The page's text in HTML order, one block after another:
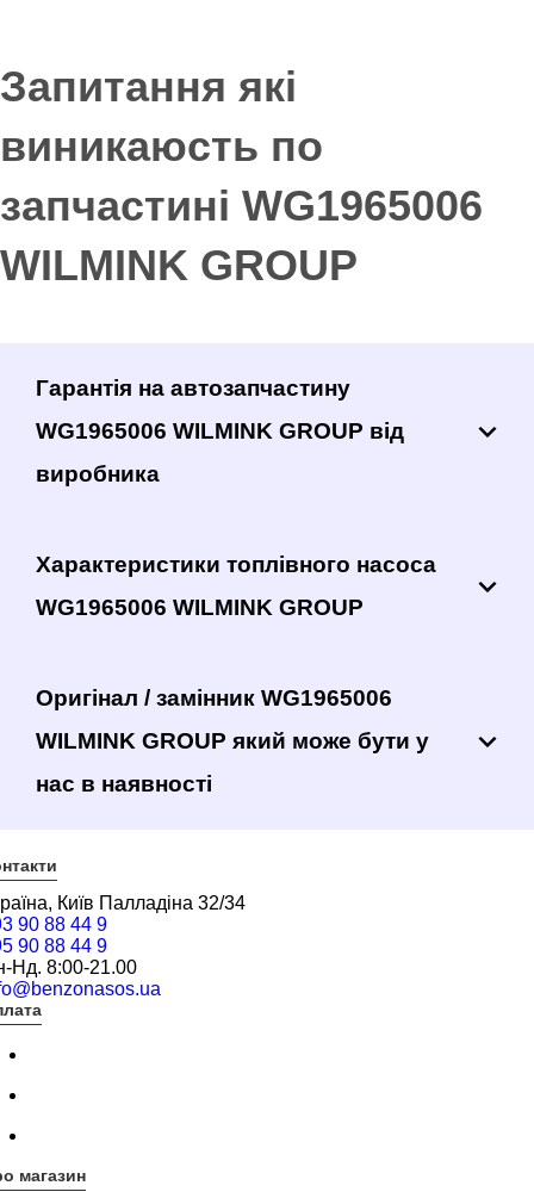
Запитання які
виникаюсть по
запчастині WG1965006
WILMINK GROUP
Гарантія на автозапчастину
WG1965006 WILMINK GROUP від
виробника
Характеристики топлівного насоса
WG1965006 WILMINK GROUP
Оригінал / замінник WG1965006
WILMINK GROUP який може бути у
нас в наявності
Київ Палладіна 32/34
90 88 44 9
90 88 44 9
Нд. 8:00-21.00
магазин